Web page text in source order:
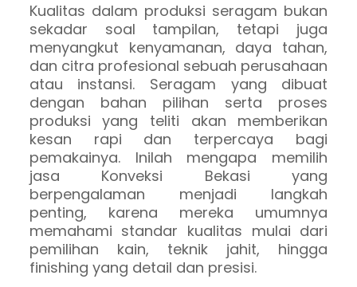
Kualitas dalam produksi seragam bukan
sekadar soal tampilan, tetapi juga
menyangkut kenyamanan, daya tahan,
dan citra profesional sebuah perusahaan
atau instansi. Seragam yang dibuat
dengan bahan pilihan serta proses
produksi yang teliti akan memberikan
kesan rapi dan terpercaya bagi
pemakainya. Inilah mengapa memilih
jasa Konveksi Bekasi yang
berpengalaman menjadi langkah
penting, karena mereka umumnya
memahami standar kualitas mulai dari
pemilihan kain, teknik jahit, hingga
finishing yang detail dan presisi.